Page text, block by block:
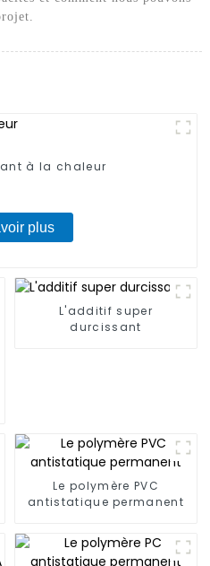
à la chaleur
plus
L'additif super
durcissant
Le polymère PVC
antistatique permanent